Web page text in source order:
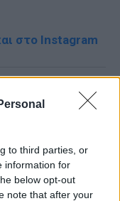
to third parties, or
information for
below opt-out
note that after your
στο Instagram